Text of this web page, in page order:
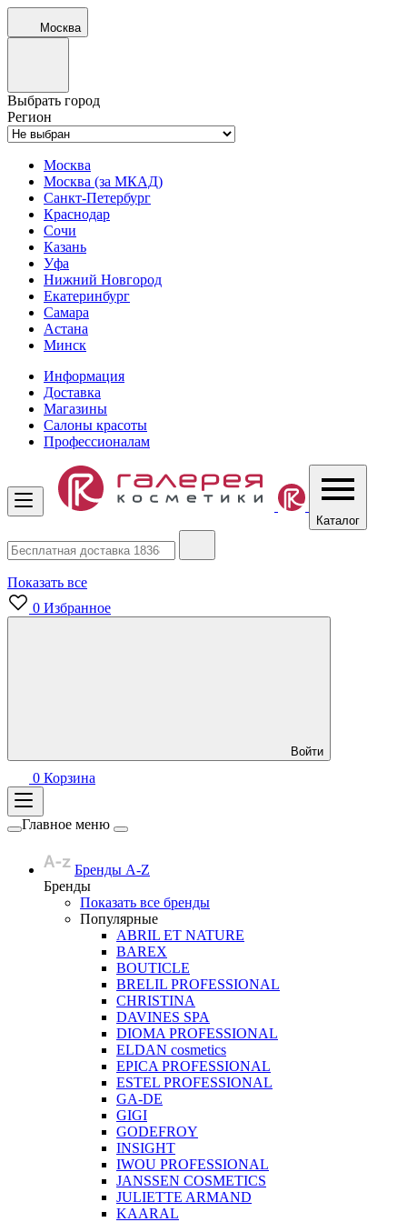
Москва
Выбрать город
Регион
Москва
Москва (за МКАД)
Санкт-Петербург
Краснодар
Сочи
Казань
Уфа
Нижний Новгород
Екатеринбург
Самара
Астана
Минск
Информация
Доставка
Магазины
Салоны красоты
Профессионалам
Каталог
Показать все
0 Избранное
Войти
0 Корзина
Главное меню
Бренды A-Z
Бренды
Показать все бренды
Популярные
ABRIL ET NATURE
BAREX
BOUTICLE
BRELIL PROFESSIONAL
CHRISTINA
DAVINES SPA
DIOMA PROFESSIONAL
ELDAN cosmetics
EPICA PROFESSIONAL
ESTEL PROFESSIONAL
GA-DE
GIGI
GODEFROY
INSIGHT
IWOU PROFESSIONAL
JANSSEN COSMETICS
JULIETTE ARMAND
KAARAL